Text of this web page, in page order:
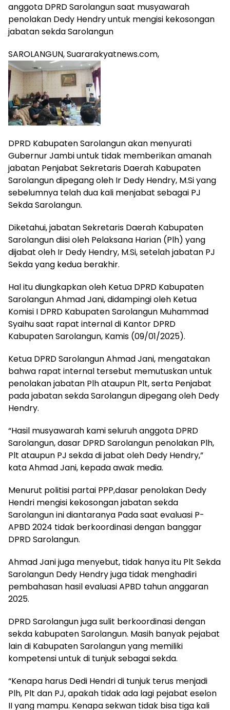
anggota DPRD Sarolangun saat musyawarah
penolakan Dedy Hendry untuk mengisi kekosongan
jabatan sekda Sarolangun
SAROLANGUN, Suararakyatnews.com,
DPRD Kabupaten Sarolangun akan menyurati
Gubernur Jambi untuk tidak memberikan amanah
jabatan Penjabat Sekretaris Daerah Kabupaten
Sarolangun dipegang oleh Ir Dedy Hendry, M.Si yang
sebelumnya telah dua kali menjabat sebagai PJ
Sekda Sarolangun.
Diketahui, jabatan Sekretaris Daerah Kabupaten
Sarolangun diisi oleh Pelaksana Harian (Plh) yang
dijabat oleh Ir Dedy Hendry, M.Si, setelah jabatan PJ
Sekda yang kedua berakhir.
Hal itu diungkapkan oleh Ketua DPRD Kabupaten
Sarolangun Ahmad Jani, didampingi oleh Ketua
Komisi I DPRD Kabupaten Sarolangun Muhammad
Syaihu saat rapat internal di Kantor DPRD
Kabupaten Sarolangun, Kamis (09/01/2025).
Ketua DPRD Sarolangun Ahmad Jani, mengatakan
bahwa rapat internal tersebut memutuskan untuk
penolakan jabatan Plh ataupun Plt, serta Penjabat
pada jabatan sekda Sarolangun dipegang oleh Dedy
Hendry.
“Hasil musyawarah kami seluruh anggota DPRD
Sarolangun, dasar DPRD Sarolangun penolakan Plh,
Plt ataupun PJ sekda di jabat oleh Dedy Hendry,”
kata Ahmad Jani, kepada awak media.
Menurut politisi partai PPP,dasar penolakan Dedy
Hendri mengisi kekosongan jabatan sekda
Sarolangun ini diantaranya Pada saat evaluasi P-
APBD 2024 tidak berkoordinasi dengan banggar
DPRD Sarolangun.
Ahmad Jani juga menyebut, tidak hanya itu Plt Sekda
Sarolangun Dedy Hendry juga tidak menghadiri
pembahasan hasil evaluasi APBD tahun anggaran
2025.
DPRD Sarolangun juga sulit berkoordinasi dengan
sekda kabupaten Sarolangun. Masih banyak pejabat
lain di Kabupaten Sarolangun yang memiliki
kompetensi untuk di tunjuk sebagai sekda.
“Kenapa harus Dedi Hendri di tunjuk terus menjadi
Plh, Plt dan PJ, apakah tidak ada lagi pejabat eselon
II yang mampu. Kenapa sekwan tidak bisa tiga kali